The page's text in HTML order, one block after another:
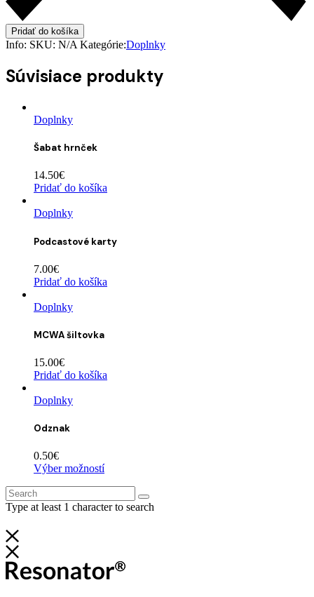
Pridať do košíka
Info: SKU: N/A Kategórie:Doplnky
Súvisiace produkty
Doplnky
Šabat hrnček
14.50€
Pridať do košíka
Doplnky
Podcastové karty
7.00€
Pridať do košíka
Doplnky
MCWA šiltovka
15.00€
Pridať do košíka
Doplnky
Odznak
0.50€
Výber možností
Type at least 1 character to search